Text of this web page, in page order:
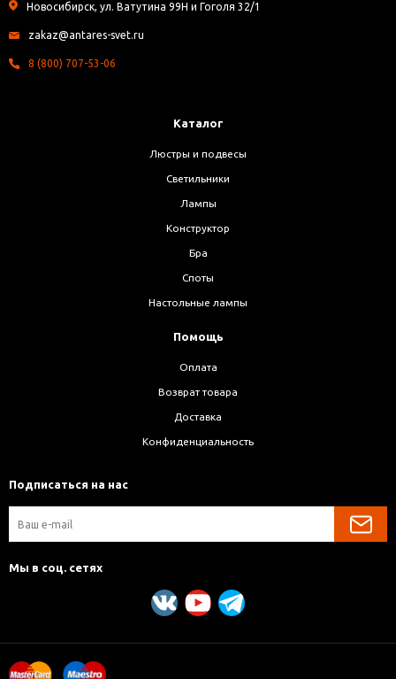
Новосибирск, ул. Ватутина 99Н и Гоголя 32/1
zakaz@antares-svet.ru
8 (800) 707-53-06
Каталог
Люстры и подвесы
Светильники
Лампы
Конструктор
Бра
Споты
Настольные лампы
Помощь
Оплата
Возврат товара
Доставка
Конфиденциальность
Подписаться на нас
Мы в соц. сетях